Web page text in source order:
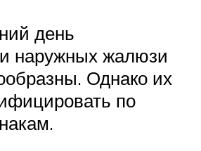
день
наружных жалюзи
Однако их
по